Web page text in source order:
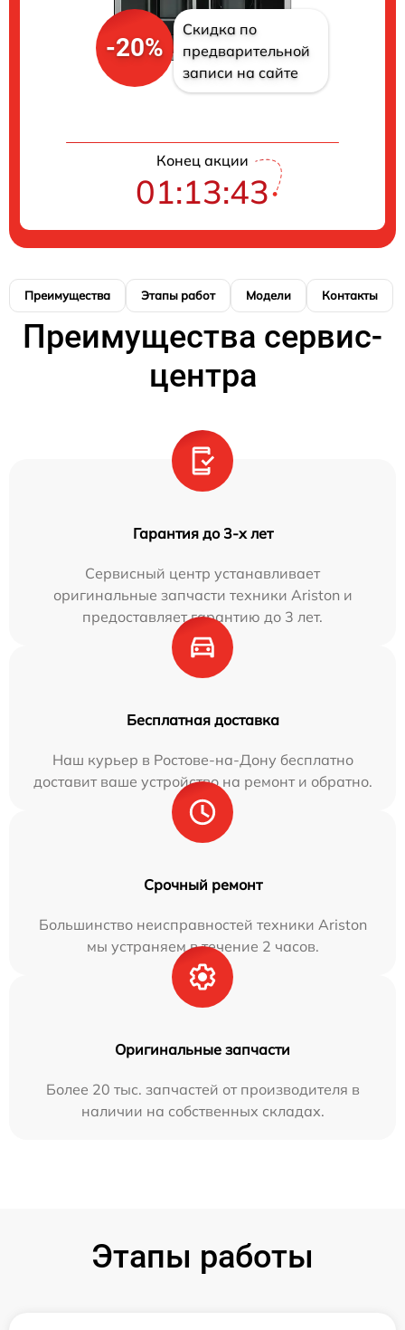
-20%
Скидка по
предварительной
записи на сайте
Конец акции
01:13:42
Преимущества Этапы работ Модели Контакты
Преимущества сервис-
центра
Гарантия до 3-х лет
Сервисный центр устанавливает
оригинальные запчасти техники Ariston и
предоставляет гарантию до 3 лет.
Бесплатная доставка
Наш курьер в Ростове-на-Дону бесплатно
доставит ваше устройство на ремонт и обратно.
Срочный ремонт
Большинство неисправностей техники Ariston
мы устраняем в течение 2 часов.
Оригинальные запчасти
Более 20 тыс. запчастей от производителя в
наличии на собственных складах.
Этапы работы